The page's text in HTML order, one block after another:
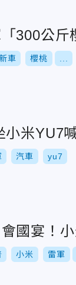
300公
車 櫻桃
小米YU7
汽車 yu7
國宴！
小米 雷軍